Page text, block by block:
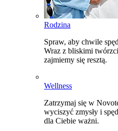
Rodzina
Spraw, aby chwile
Wraz z bliskimi
zajmiemy się resztą.
Wellness
Zatrzymaj się w
wyciszyć zmysły i
dla Ciebie ważni.